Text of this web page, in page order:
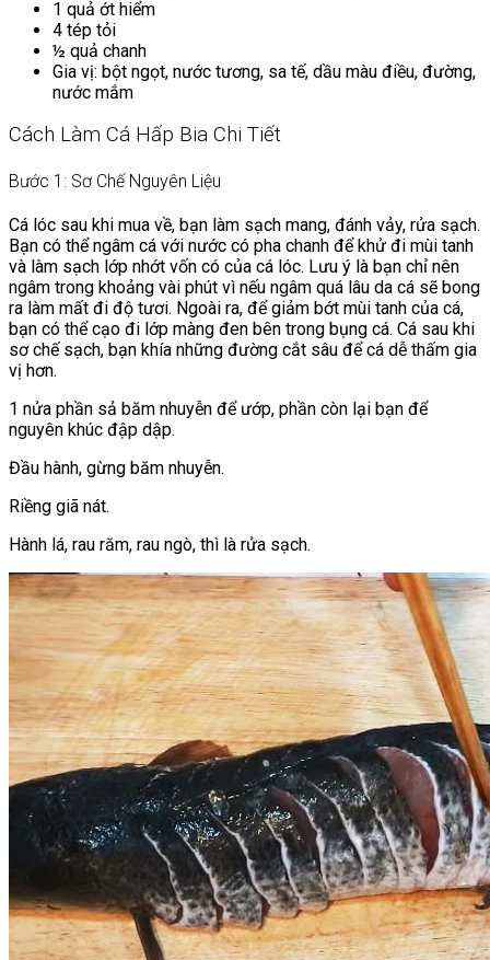
1 quả ớt hiểm
4 tép tỏi
½ quả chanh
Gia vị: bột ngọt, nước tương, sa tế, dầu màu điều, đường,
nước mắm
Cách Làm Cá Hấp Bia Chi Tiết
Bước 1: Sơ Chế Nguyên Liệu
Cá lóc sau khi mua về, bạn làm sạch mang, đánh vảy, rửa sạch.
Bạn có thể ngâm cá với nước có pha chanh để khử đi mùi tanh
và làm sạch lớp nhớt vốn có của cá lóc. Lưu ý là bạn chỉ nên
ngâm trong khoảng vài phút vì nếu ngâm quá lâu da cá sẽ bong
ra làm mất đi độ tươi. Ngoài ra, để giảm bớt mùi tanh của cá,
bạn có thể cạo đi lớp màng đen bên trong bụng cá. Cá sau khi
sơ chế sạch, bạn khía những đường cắt sâu để cá dễ thấm gia
vị hơn.
1 nửa phần sả băm nhuyễn để ướp, phần còn lại bạn để
nguyên khúc đập dập.
Đầu hành, gừng băm nhuyễn.
Riềng giã nát.
Hành lá, rau răm, rau ngò, thì là rửa sạch.